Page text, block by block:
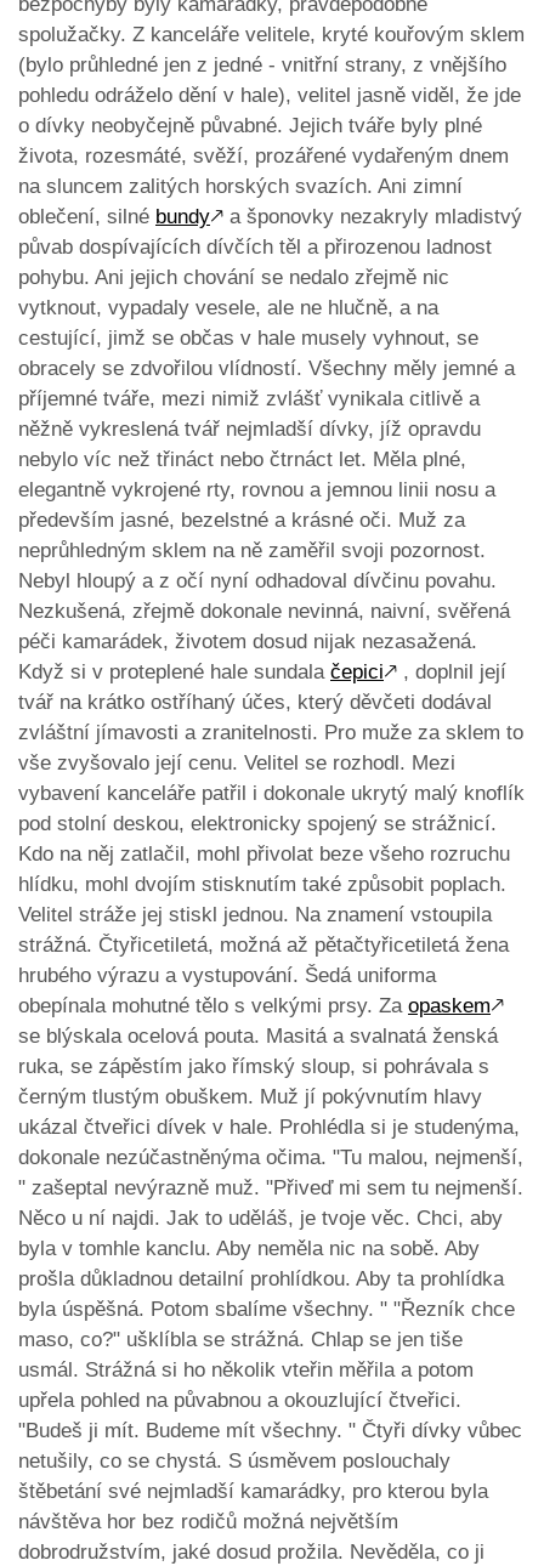
bezpochyby byly kamarádky, pravděpodobně
spolužačky. Z kanceláře velitele, kryté kouřovým sklem
(bylo průhledné jen z jedné - vnitřní strany, z vnějšího
pohledu odráželo dění v hale), velitel jasně viděl, že jde
o dívky neobyčejně půvabné. Jejich tváře byly plné
života, rozesmáté, svěží, prozářené vydařeným dnem
na sluncem zalitých horských svazích. Ani zimní
oblečení, silné bundy🡕 a šponovky nezakryly mladistvý
půvab dospívajících dívčích těl a přirozenou ladnost
pohybu. Ani jejich chování se nedalo zřejmě nic
vytknout, vypadaly vesele, ale ne hlučně, a na
cestující, jimž se občas v hale musely vyhnout, se
obracely se zdvořilou vlídností. Všechny měly jemné a
příjemné tváře, mezi nimiž zvlášť vynikala citlivě a
něžně vykreslená tvář nejmladší dívky, jíž opravdu
nebylo víc než třináct nebo čtrnáct let. Měla plné,
elegantně vykrojené rty, rovnou a jemnou linii nosu a
především jasné, bezelstné a krásné oči. Muž za
neprůhledným sklem na ně zaměřil svoji pozornost.
Nebyl hloupý a z očí nyní odhadoval dívčinu povahu.
Nezkušená, zřejmě dokonale nevinná, naivní, svěřená
péči kamarádek, životem dosud nijak nezasažená.
Když si v proteplené hale sundala čepici🡕 , doplnil její
tvář na krátko ostříhaný účes, který děvčeti dodával
zvláštní jímavosti a zranitelnosti. Pro muže za sklem to
vše zvyšovalo její cenu. Velitel se rozhodl. Mezi
vybavení kanceláře patřil i dokonale ukrytý malý knoflík
pod stolní deskou, elektronicky spojený se strážnicí.
Kdo na něj zatlačil, mohl přivolat beze všeho rozruchu
hlídku, mohl dvojím stisknutím také způsobit poplach.
Velitel stráže jej stiskl jednou. Na znamení vstoupila
strážná. Čtyřicetiletá, možná až pětačtyřicetiletá žena
hrubého výrazu a vystupování. Šedá uniforma
obepínala mohutné tělo s velkými prsy. Za opaskem🡕
se blýskala ocelová pouta. Masitá a svalnatá ženská
ruka, se zápěstím jako římský sloup, si pohrávala s
černým tlustým obuškem. Muž jí pokývnutím hlavy
ukázal čtveřici dívek v hale. Prohlédla si je studenýma,
dokonale nezúčastněnýma očima. "Tu malou, nejmenší,
" zašeptal nevýrazně muž. "Přiveď mi sem tu nejmenší.
Něco u ní najdi. Jak to uděláš, je tvoje věc. Chci, aby
byla v tomhle kanclu. Aby neměla nic na sobě. Aby
prošla důkladnou detailní prohlídkou. Aby ta prohlídka
byla úspěšná. Potom sbalíme všechny. " "Řezník chce
maso, co?" ušklíbla se strážná. Chlap se jen tiše
usmál. Strážná si ho několik vteřin měřila a potom
upřela pohled na půvabnou a okouzlující čtveřici.
"Budeš ji mít. Budeme mít všechny. " Čtyři dívky vůbec
netušily, co se chystá. S úsměvem poslouchaly
štěbetání své nejmladší kamarádky, pro kterou byla
návštěva hor bez rodičů možná největším
dobrodružstvím, jaké dosud prožila. Nevěděla, co ji